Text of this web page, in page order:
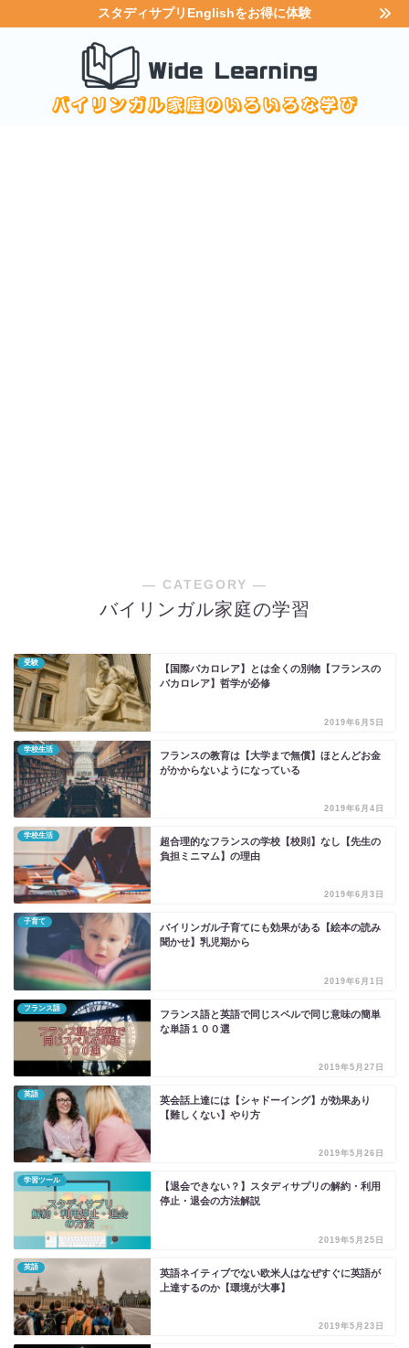
スタディサプリEnglishをお得に体験
― CATEGORY ―
バイリンガル家庭の学習
受験
【国際バカロレア】とは全くの別物【フランスの
バカロレア】哲学が必修
2019年6月5日
学校生活
フランスの教育は【大学まで無償】ほとんどお金
がかからないようになっている
2019年6月4日
学校生活
超合理的なフランスの学校【校則】なし【先生の
負担ミニマム】の理由
2019年6月3日
子育て
バイリンガル子育てにも効果がある【絵本の読み
聞かせ】乳児期から
2019年6月1日
フランス語
フランス語と英語で同じスペルで同じ意味の簡単
な単語１００選
2019年5月27日
英語
英会話上達には【シャドーイング】が効果あり
【難しくない】やり方
2019年5月26日
学習ツール
【退会できない？】スタディサプリの解約・利用
停止・退会の方法解説
2019年5月25日
英語
英語ネイティブでない欧米人はなぜすぐに英語が
上達するのか【環境が大事】
2019年5月23日